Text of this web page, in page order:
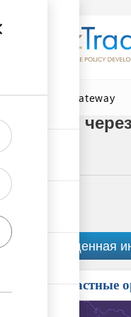
Central Asia Gateway
ЕАЭС
Обобщенная
Причастные